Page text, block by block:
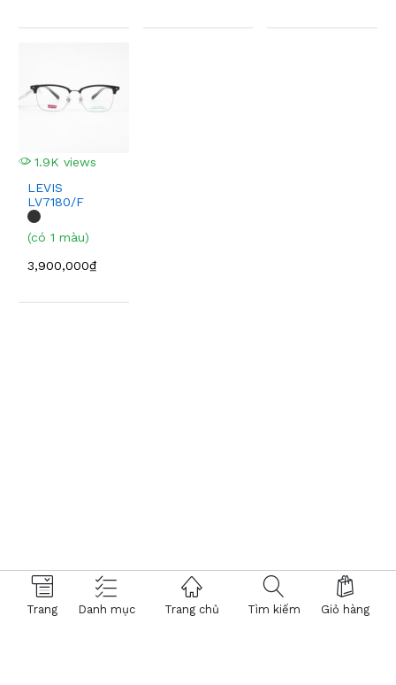
Trang Danh mục Trang chủ Tìm kiếm Giỏ hàng
1.9K views
LEVIS
LV7180/F
(có 1 màu)
3,900,000₫